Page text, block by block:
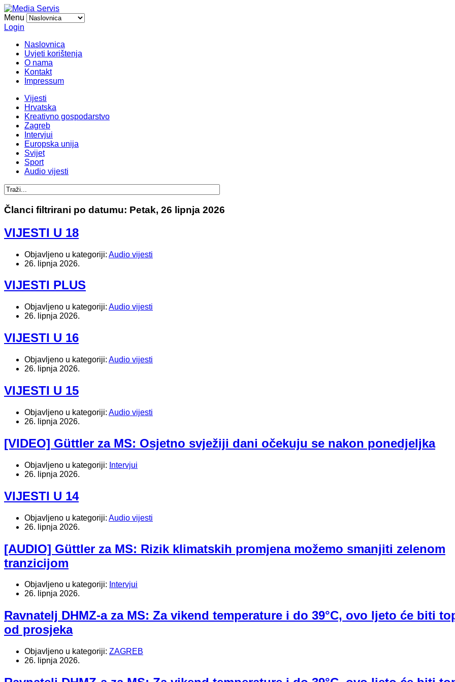
Menu
Login
Naslovnica
Uvjeti korištenja
O nama
Kontakt
Impressum
Vijesti
Hrvatska
Kreativno gospodarstvo
Zagreb
Intervjui
Europska unija
Svijet
Sport
Audio vijesti
Članci filtrirani po datumu: Petak, 26 lipnja 2026
VIJESTI U 18
Objavljeno u kategoriji: Audio vijesti
26. lipnja 2026.
VIJESTI PLUS
Objavljeno u kategoriji: Audio vijesti
26. lipnja 2026.
VIJESTI U 16
Objavljeno u kategoriji: Audio vijesti
26. lipnja 2026.
VIJESTI U 15
Objavljeno u kategoriji: Audio vijesti
26. lipnja 2026.
[VIDEO] Güttler za MS: Osjetno svježiji dani očekuju se nakon ponedjeljka
Objavljeno u kategoriji: Intervjui
26. lipnja 2026.
VIJESTI U 14
Objavljeno u kategoriji: Audio vijesti
26. lipnja 2026.
[AUDIO] Güttler za MS: Rizik klimatskih promjena možemo smanjiti zelenom
tranzicijom
Objavljeno u kategoriji: Intervjui
26. lipnja 2026.
Ravnatelj DHMZ-a za MS: Za vikend temperature i do 39°C, ovo ljeto će biti
od prosjeka
Objavljeno u kategoriji: ZAGREB
26. lipnja 2026.